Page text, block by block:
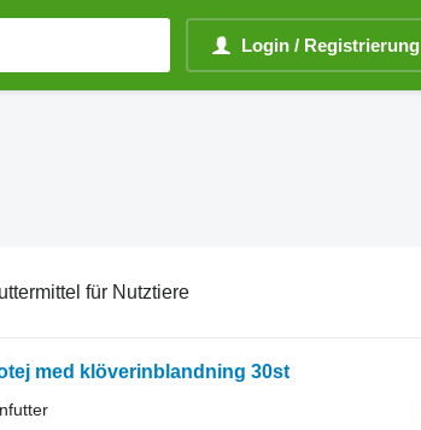
Login / Registrierung
für Nutztiere
med klöverinblandning 30st